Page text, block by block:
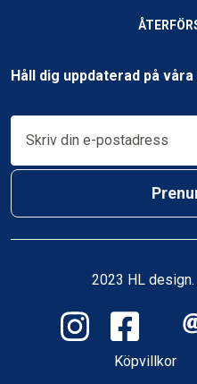
Håll dig uppdaterad på
2023 HL
Köpvillkor